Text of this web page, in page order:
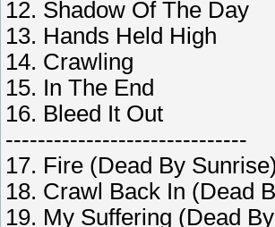
12. Shadow Of The Day
13. Hands Held High
14. Crawling
15. In The End
16. Bleed It Out
------------------------------
17. Fire (Dead By Sunrise)
18. Crawl Back In (Dead
19. My Suffering (Dead